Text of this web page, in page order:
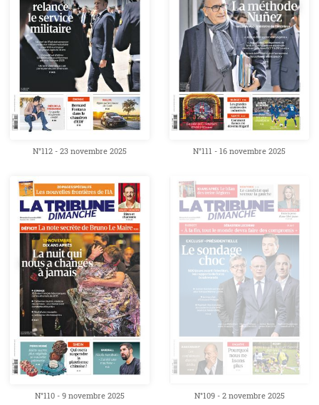
N°112 - 23 novembre 2025 N°111 - 16 novembre 2025
N°110 - 9 novembre 2025 N°109 - 2 novembre 2025